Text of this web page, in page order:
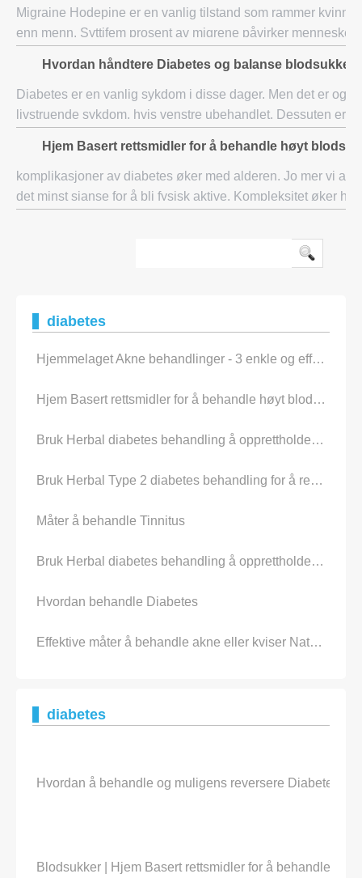
Migraine Hodepine er en vanlig tilstand som rammer
enn menn. Syttifem prosent av migrene påvirker mennesker i
them.Symptoms hodepi
Hvordan håndtere Diabetes og balanse blodsukker
Diabetes er en vanlig sykdom i disse dager. Men det er
livstruende sykdom, hvis venstre ubehandlet. Dessuten er
energikil
Hjem Basert rettsmidler for å behandle høyt
komplikasjoner av diabetes øker med alderen. Jo mer vi
det minst sjanse for å bli fysisk aktive. Kompleksitet øker
diabetes
Hjemmelaget Akne behandlinger - 3 enkle og effektive måter å behandle akne På Home
Hjem Basert rettsmidler for å behandle høyt blodsukker Levels
Bruk Herbal diabetes behandling å opprettholde sunne blodsukker Levels
Bruk Herbal Type 2 diabetes behandling for å redusere blodsukker Levels
Måter å behandle Tinnitus
Bruk Herbal diabetes behandling å opprettholde sunne blodsukker Levels
Hvordan behandle Diabetes
Effektive måter å behandle akne eller kviser Naturally
diabetes
Hvordan å behandle og muligens reversere Diabetes
Blodsukker | Hjem Basert rettsmidler for å behandle